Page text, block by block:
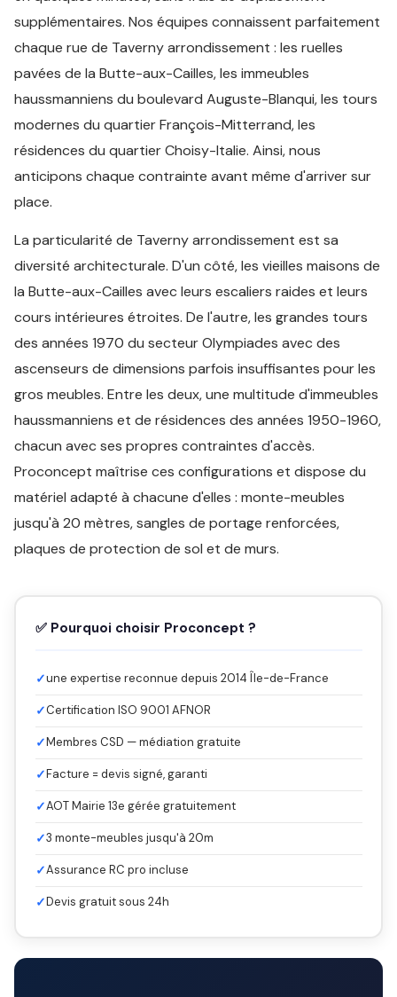
supplémentaires. Nos équipes connaissent parfaitement
chaque rue de Taverny arrondissement : les ruelles
pavées de la Butte-aux-Cailles, les immeubles
haussmanniens du boulevard Auguste-Blanqui, les tours
modernes du quartier François-Mitterrand, les
résidences du quartier Choisy-Italie. Ainsi, nous
anticipons chaque contrainte avant même d'arriver sur
place.
La particularité de Taverny arrondissement est sa
diversité architecturale. D'un côté, les vieilles maisons de
la Butte-aux-Cailles avec leurs escaliers raides et leurs
cours intérieures étroites. De l'autre, les grandes tours
des années 1970 du secteur Olympiades avec des
ascenseurs de dimensions parfois insuffisantes pour les
gros meubles. Entre les deux, une multitude d'immeubles
haussmanniens et de résidences des années 1950-1960,
chacun avec ses propres contraintes d'accès.
Proconcept maîtrise ces configurations et dispose du
matériel adapté à chacune d'elles : monte-meubles
jusqu'à 20 mètres, sangles de portage renforcées,
plaques de protection de sol et de murs.
✅ Pourquoi choisir Proconcept ?
✓une expertise reconnue depuis 2014 Île-de-France
✓Certification ISO 9001 AFNOR
✓Membres CSD — médiation gratuite
✓Facture = devis signé, garanti
✓AOT Mairie 13e gérée gratuitement
✓3 monte-meubles jusqu'à 20m
✓Assurance RC pro incluse
✓Devis gratuit sous 24h